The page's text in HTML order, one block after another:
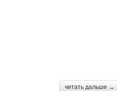
читать дальше →